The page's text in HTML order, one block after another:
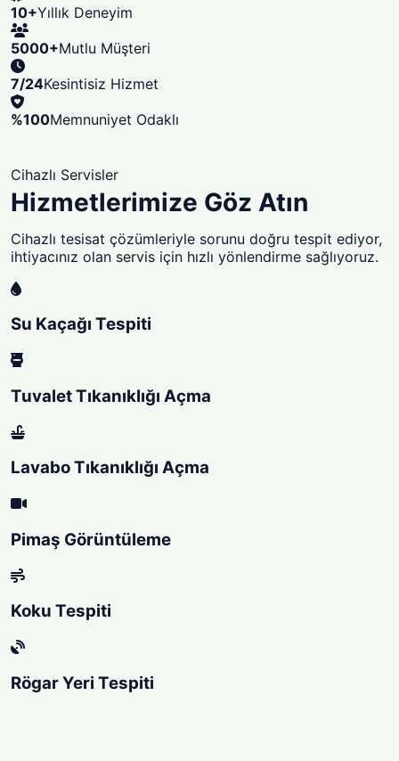
10+Yıllık Deneyim
5000+Mutlu Müşteri
7/24Kesintisiz Hizmet
%100Memnuniyet Odaklı
Cihazlı Servisler
Hizmetlerimize Göz Atın
Cihazlı tesisat çözümleriyle sorunu doğru tespit ediyor,
ihtiyacınız olan servis için hızlı yönlendirme sağlıyoruz.
Su Kaçağı Tespiti
Tuvalet Tıkanıklığı Açma
Lavabo Tıkanıklığı Açma
Pimaş Görüntüleme
Koku Tespiti
Rögar Yeri Tespiti